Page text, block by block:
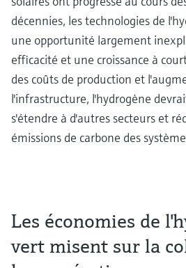
décennies, les technologies de
une opportunité largement
efficacité et une croissance à
des coûts de production et
l'infrastructure, l'hydrogène
s'étendre à d'autres secteurs et
émissions de carbone des
Les économies de
vert misent sur la